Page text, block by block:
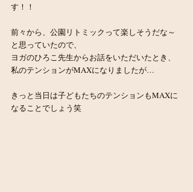
す！！
前々から、公園リトミックって楽しそうだな～
と思っていたので、
ヨガのひろこ先生からお話をいただいたとき、
私のテンションがMAXになりましたが…
きっと当日は子どもたちのテンションもMAXに
なることでしょう笑